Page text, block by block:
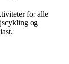
for alle
og